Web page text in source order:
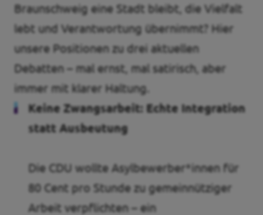
Braunschweig eine Stadt bleibt, die Vielfalt
lebt und Verantwortung übernimmt? Hier
unsere Positionen zu drei aktuellen
Debatten – mal ernst, mal satirisch, aber
immer mit klarer Haltung.
Keine Zwangsarbeit: Echte Integration
statt Ausbeutung
Die CDU wollte Asylbewerber*innen für
80 Cent pro Stunde zu gemeinnütziger
Arbeit verpflichten – ein